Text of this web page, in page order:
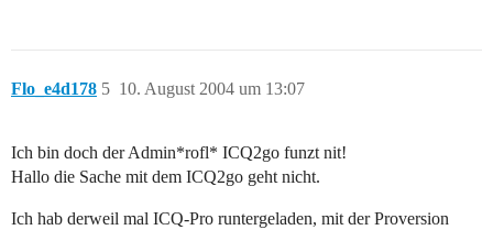
Flo_e4d178 10. August 2004 um 13:07
5
Ich bin doch der Admin*rofl* ICQ2go funzt nit!
Hallo die Sache mit dem ICQ2go geht nicht.
Ich hab derweil mal ICQ-Pro runtergeladen, mit der Proversion